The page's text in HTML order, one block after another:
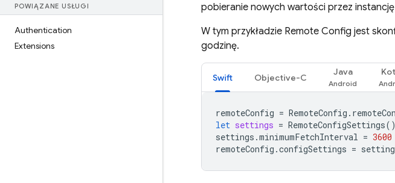
POWIĄZANE USŁUGI
Authentication
Extensions
pobieranie nowych wartości przez
W tym przykładzie Remote Config jest
godzinę.
Swift Objective-C
Java
remoteConfig = RemoteConfig .
let settings = RemoteConfigSettings()
settings .minimumFetchInterval = 3600
remoteConfig .configSettings =